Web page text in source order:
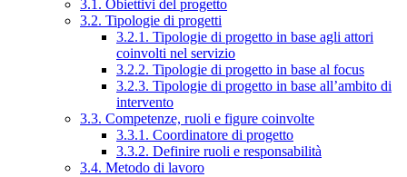
3.1. Obiettivi del progetto
3.2. Tipologie di progetti
3.2.1. Tipologie di progetto in base agli attori
coinvolti nel servizio
3.2.2. Tipologie di progetto in base al focus
3.2.3. Tipologie di progetto in base all’ambito di
intervento
3.3. Competenze, ruoli e figure coinvolte
3.3.1. Coordinatore di progetto
3.3.2. Definire ruoli e responsabilità
3.4. Metodo di lavoro